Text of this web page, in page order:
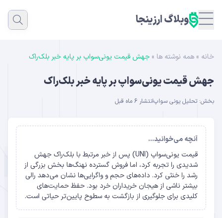
وبلاگ ارزینجا
خانه » همه نوشته ها » جهش قیمت یونی‌سواپ بر پایه خبر بلک‌راک
جهش قیمت یونی‌سواپ بر پایه خبر بلک‌راک
بخش: تحلیل یونی سواپانتشار 6 ماه قبل
آنچه می‌خوانید...
قیمت یونی‌سواپ (UNI) پس از خبر مرتبط با بلک‌راک جهش
شدیدی را تجربه کرد، اما فروش گسترده نهنگ‌ها بخش بزرگی از
رشد را خنثی کرد. داده‌های حجم و واگرایی‌ها نشان می‌دهد رالی
بیشتر ناشی از هیجان خریداران خرد بود. حفظ حمایت‌های
کلیدی برای جلوگیری از بازگشت به سطوح پایین‌تر حیاتی است.